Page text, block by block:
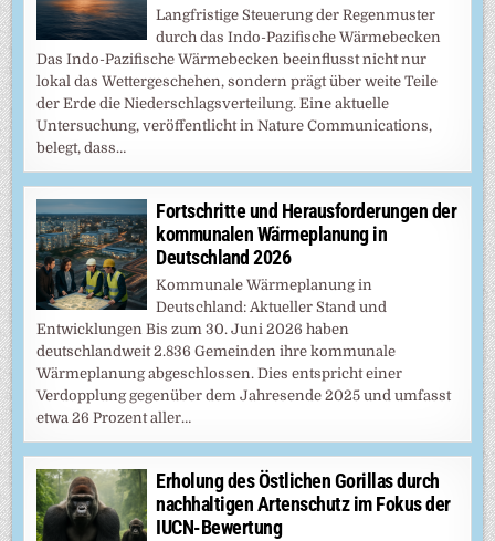
Langfristige Steuerung der Regenmuster
durch das Indo-Pazifische Wärmebecken
Das Indo-Pazifische Wärmebecken beeinflusst nicht nur
lokal das Wettergeschehen, sondern prägt über weite Teile
der Erde die Niederschlagsverteilung. Eine aktuelle
Untersuchung, veröffentlicht in Nature Communications,
belegt, dass…
Fortschritte und Herausforderungen der
kommunalen Wärmeplanung in
Deutschland 2026
Kommunale Wärmeplanung in
Deutschland: Aktueller Stand und
Entwicklungen Bis zum 30. Juni 2026 haben
deutschlandweit 2.836 Gemeinden ihre kommunale
Wärmeplanung abgeschlossen. Dies entspricht einer
Verdopplung gegenüber dem Jahresende 2025 und umfasst
etwa 26 Prozent aller…
Erholung des Östlichen Gorillas durch
nachhaltigen Artenschutz im Fokus der
IUCN-Bewertung